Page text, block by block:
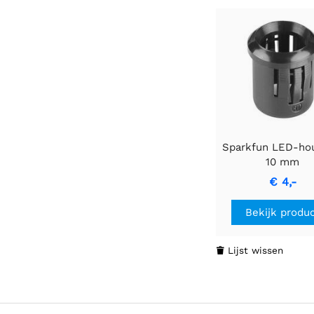
Sparkfun LED-
10 mm
€ 4,-
Bekijk
 Lijst wissen